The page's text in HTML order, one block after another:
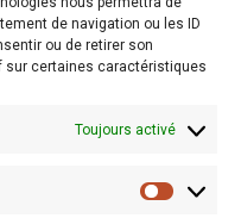
de navigation ou les ID
ou de retirer son
sur certaines caractéristiques
Toujours activé